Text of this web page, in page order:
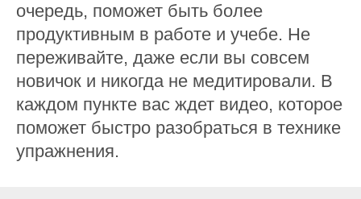
очередь, поможет быть более
продуктивным в работе и учебе. Не
переживайте, даже если вы совсем
новичок и никогда не медитировали. В
каждом пункте вас ждет видео, которое
поможет быстро разобраться в технике
упражнения.